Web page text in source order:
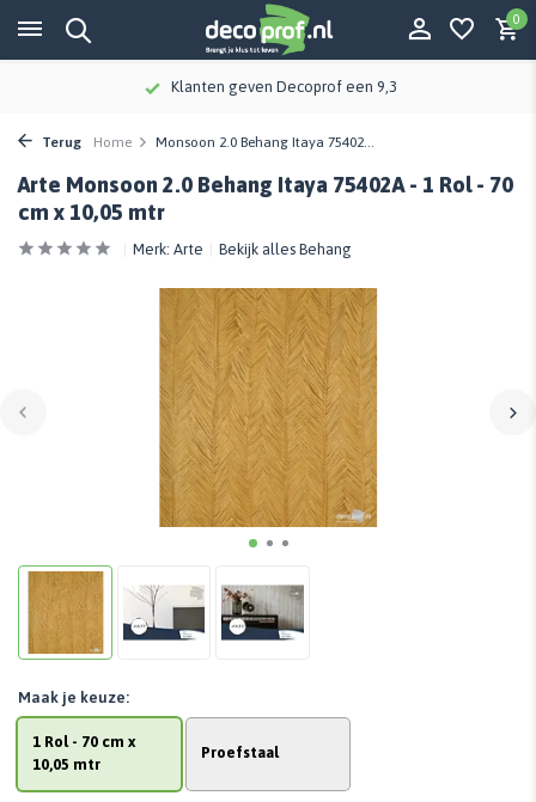
0
Klanten geven Decoprof een 9,3
Terug Home Monsoon 2.0 Behang Itaya 75402...
Arte Monsoon 2.0 Behang Itaya 75402A - 1 Rol - 70
cm x 10,05 mtr
Merk: Arte Bekijk alles Behang
1 Rol - 70 cm x
10,05 mtr
Proefstaal
Maak je keuze: